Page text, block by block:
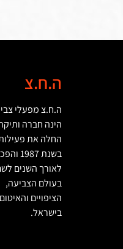
ה.ח.צ
ה.ח.צ מפעלי
הינה חברה
החלה את
בשנת 1987
לאורך השנים
בעולם הצביעה,
הציפויים והאיטום
בישראל.